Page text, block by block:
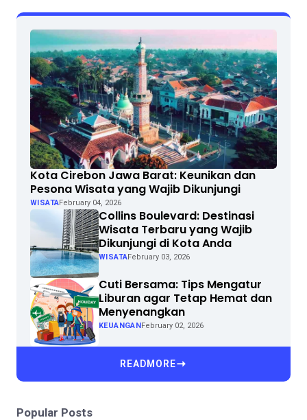
Kota Cirebon Jawa Barat: Keunikan dan
Pesona Wisata yang Wajib Dikunjungi
WISATAFebruary 04, 2026
Collins Boulevard: Destinasi
Wisata Terbaru yang Wajib
Dikunjungi di Kota Anda
WISATAFebruary 03, 2026
Cuti Bersama: Tips Mengatur
Liburan agar Tetap Hemat dan
Menyenangkan
KEUANGANFebruary 02, 2026
READMORE
Popular Posts